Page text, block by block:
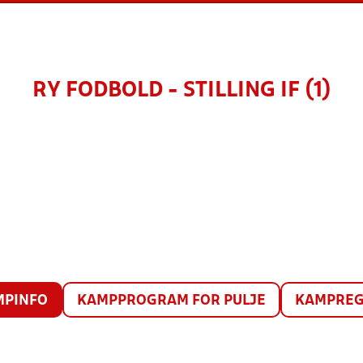
RY FODBOLD - STILLING IF (1)
KAMPPROGRAM FOR PULJE